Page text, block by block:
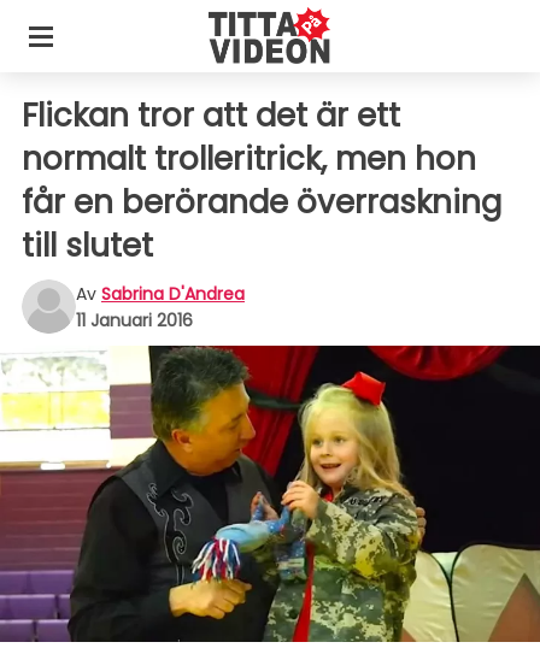
Flickan tror att det är ett
normalt trolleritrick, men hon
får en berörande överraskning
till slutet
Av Sabrina D'Andrea
11 Januari 2016